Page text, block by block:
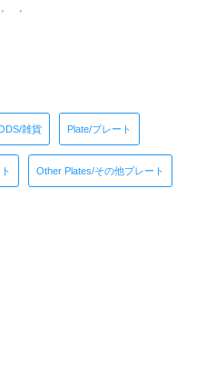
雑貨 Plate/プレート
Other Plates/その他プレート